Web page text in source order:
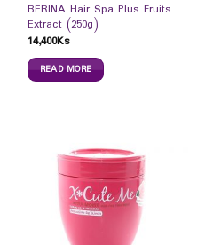
BERINA Hair Spa Plus Fruits
Extract (250g)
14,400Ks
READ MORE